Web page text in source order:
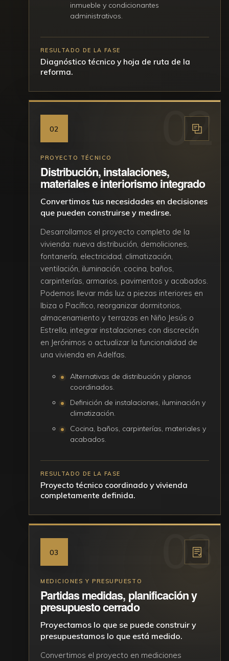
inmueble y condicionantes
administrativos.
RESULTADO DE LA FASE
Diagnóstico técnico y hoja de ruta de la
reforma.
02
PROYECTO TÉCNICO
Distribución, instalaciones,
materiales e interiorismo integrado
Convertimos tus necesidades en decisiones
que pueden construirse y medirse.
Desarrollamos el proyecto completo de la
vivienda: nueva distribución, demoliciones,
fontanería, electricidad, climatización,
ventilación, iluminación, cocina, baños,
carpinterías, armarios, pavimentos y acabados.
Podemos llevar más luz a piezas interiores en
Ibiza o Pacífico, reorganizar dormitorios,
almacenamiento y terrazas en Niño Jesús o
Estrella, integrar instalaciones con discreción
en Jerónimos o actualizar la funcionalidad de
una vivienda en Adelfas.
Alternativas de distribución y planos
coordinados.
Definición de instalaciones, iluminación y
climatización.
Cocina, baños, carpinterías, materiales y
acabados.
RESULTADO DE LA FASE
Proyecto técnico coordinado y vivienda
completamente definida.
03
MEDICIONES Y PRESUPUESTO
Partidas medidas, planificación y
presupuesto cerrado
Proyectamos lo que se puede construir y
presupuestamos lo que está medido.
Convertimos el proyecto en mediciones